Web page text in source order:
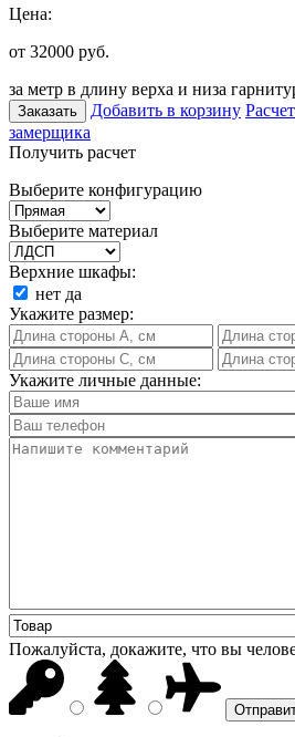
Цена:
от 32000 руб.
за метр в длину верха и низа
Заказать Добавить в корзину
замерщика
Получить расчет
Выберите конфигурацию
Выберите материал
Верхние шкафы:
нет да
Укажите размер:
Укажите личные данные:
Пожалуйста, докажите, что вы